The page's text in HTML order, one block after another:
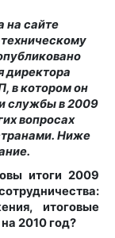
на сайте
директора
в котором он
службы в 2009
вопросах
Ниже
итоги 2009
итоговые
2010 год?